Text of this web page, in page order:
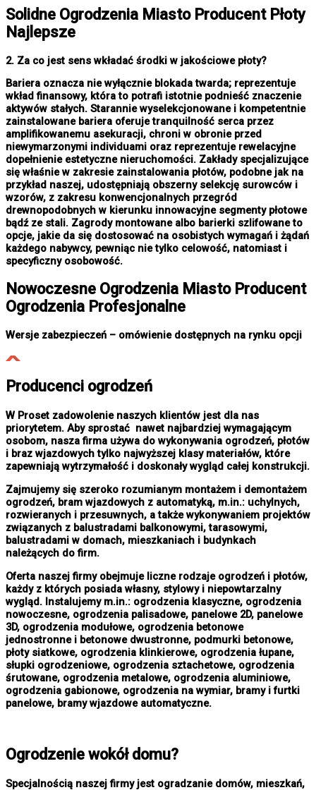
Solidne Ogrodzenia MiastoProducent Płoty
Najlepsze
2. Za co jest sens wkładać środki w jakościowe płoty?
Bariera oznacza nie wyłącznie blokada twarda; reprezentuje
wkład finansowy, która to potrafi istotnie podnieść znaczenie
aktywów stałych. Starannie wyselekcjonowane i kompetentnie
zainstalowane bariera oferuje tranquilność serca przez
amplifikowanemu asekuracji, chroni w obronie przed
niewymarzonymi individuami oraz reprezentuje rewelacyjne
dopełnienie estetyczne nieruchomości. Zakłady specjalizujące
się właśnie w zakresie zainstalowania płotów, podobne jak na
przykład naszej, udostępniają obszerny selekcję surowców i
wzorów, z zakresu konwencjonalnych przegród
drewnopodobnych w kierunku innowacyjne segmenty płotowe
bądź ze stali. Zagrody montowane albo barierki szlifowane to
opcje, jakie da się dostosować na osobistych wymagań i żądań
każdego nabywcy, pewniąc nie tylko celowość, natomiast i
specyficzny osobowość.
Nowoczesne Ogrodzenia MiastoProducent
Ogrodzenia Profesjonalne
Wersje zabezpieczeń – omówienie dostępnych na rynku opcji
Producenci ogrodzeń
W Proset zadowolenie naszych klientów jest dla nas
priorytetem. Aby sprostać nawet najbardziej wymagającym
osobom, nasza firma używa do wykonywania ogrodzeń, płotów
i braz wjazdowych tylko najwyższej klasy materiałów, które
zapewniają wytrzymałość i doskonały wygląd całej konstrukcji.
Zajmujemy się szeroko rozumianym montażem i demontażem
ogrodzeń, bram wjazdowych z automatyką, m.in.: uchylnych,
rozwieranych i przesuwnych, a także wykonywaniem projektów
związanych z balustradami balkonowymi, tarasowymi,
balustradami w domach, mieszkaniach i budynkach
należących do firm.
Oferta naszej firmy obejmuje liczne rodzaje ogrodzeń i płotów,
każdy z których posiada własny, stylowy i niepowtarzalny
wygląd. Instalujemy m.in.: ogrodzenia klasyczne, ogrodzenia
nowoczesne, ogrodzenia palisadowe, panelowe 2D, panelowe
3D, ogrodzenia modułowe, ogrodzenia betonowe
jednostronne i betonowe dwustronne, podmurki betonowe,
płoty siatkowe, ogrodzenia klinkierowe, ogrodzenia łupane,
słupki ogrodzeniowe, ogrodzenia sztachetowe, ogrodzenia
śrutowane, ogrodzenia metalowe, ogrodzenia aluminiowe,
ogrodzenia gabionowe, ogrodzenia na wymiar, bramy i furtki
panelowe, bramy wjazdowe automatyczne.
Ogrodzenie wokół domu?
Specjalnością naszej firmy jest ogradzanie domów, mieszkań,